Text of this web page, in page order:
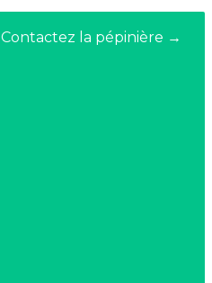
Contactez la pépinière →